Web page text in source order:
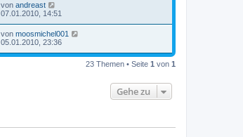
von andreast
07.01.2010, 14:51
von moosmichel001
05.01.2010, 23:36
23 Themen • Seite 1 von 1
Gehe zu